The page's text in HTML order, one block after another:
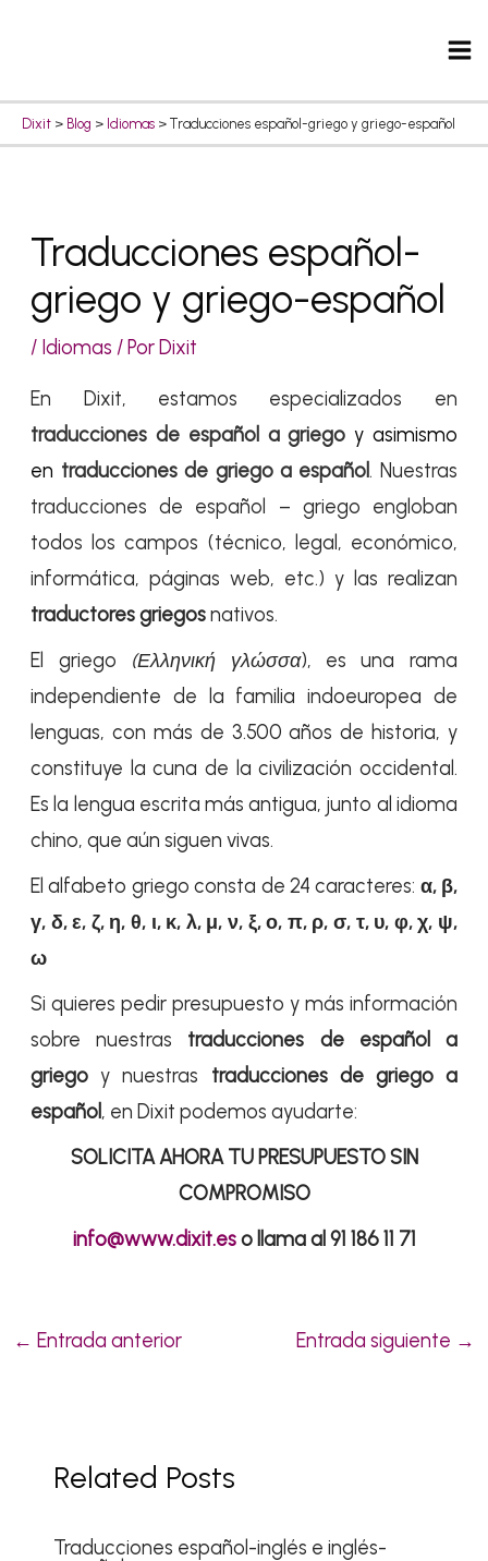
Dixit > Blog > Idiomas > Traducciones español-griego y griego-español
Traducciones español-
griego y griego-español
/ Idiomas / PorDixit
En Dixit, estamos especializados en
traducciones de español a griego y asimismo
en traducciones de griego a español. Nuestras
traducciones de español – griego engloban
todos los campos (técnico, legal, económico,
informática, páginas web, etc.) y las realizan
traductores griegosnativos.
El griego (Ελληνική γλώσσα), es una rama
independiente de la familia indoeuropea de
lenguas, con más de 3.500 años de historia, y
constituye la cuna de la civilización occidental.
Es la lengua escrita más antigua, junto al idioma
chino, que aún siguen vivas.
El alfabeto griego consta de 24 caracteres: α, β,
γ, δ, ε, ζ, η, θ, ι, κ, λ, μ, ν, ξ, ο, π, ρ, σ, τ, υ, φ, χ, ψ,
ω
Si quieres pedir presupuesto y más información
sobre nuestras traducciones de español a
griego y nuestras traducciones de griego a
español, en Dixit podemos ayudarte:
SOLICITA AHORA TU PRESUPUESTO SIN
COMPROMISO
info@www.dixit.eso llama al 91 186 11 71
entradas
← Entrada anterior Entrada siguiente →
Related Posts
Traducciones español-inglés e inglés-